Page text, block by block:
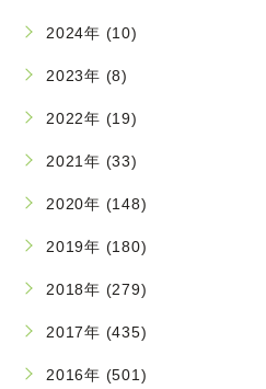
2024年 (10)
2023年 (8)
2022年 (19)
2021年 (33)
2020年 (148)
2019年 (180)
2018年 (279)
2017年 (435)
2016年 (501)